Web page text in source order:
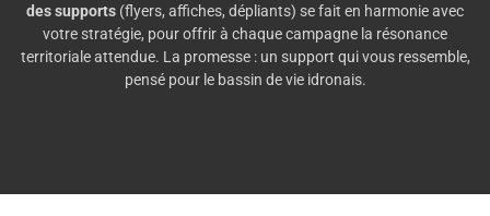
des supports (flyers, affiches, dépliants) se fait en harmonie avec
votre stratégie, pour offrir à chaque campagne la résonance
territoriale attendue. La promesse : un support qui vous ressemble,
pensé pour le bassin de vie idronais.